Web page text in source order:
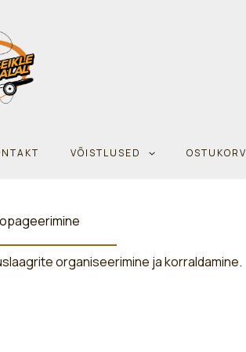
VÕISTLUSED OSTUKORV
organiseerimine ja korraldamine.